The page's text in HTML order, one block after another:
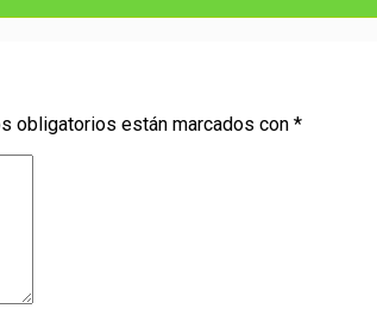
obligatorios están marcados con *